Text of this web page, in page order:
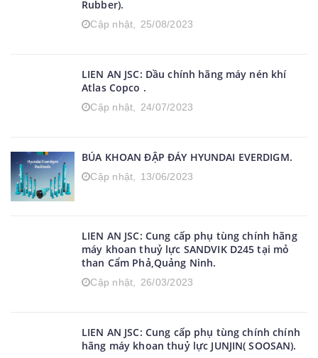
Rubber).
Cập nhật, 25/08/2023
LIEN AN JSC: Dầu chính hãng máy nén khí
Atlas Copco .
Cập nhật, 24/07/2023
BÚA KHOAN ĐẬP ĐÁY HYUNDAI EVERDIGM.
Cập nhật, 13/06/2023
LIEN AN JSC: Cung cấp phụ tùng chính hãng
máy khoan thuỷ lực SANDVIK D245 tại mỏ
than Cẩm Phả,Quảng Ninh.
Cập nhật, 26/03/2023
LIEN AN JSC: Cung cấp phụ tùng chính chính
hãng máy khoan thuỷ lực JUNJIN( SOOSAN).